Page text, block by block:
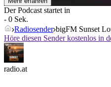
Der Podcast startet in
- 0 Sek.
Radiosender bigFM Sunset
Höre diesen Sender kostenlos in
radio.at